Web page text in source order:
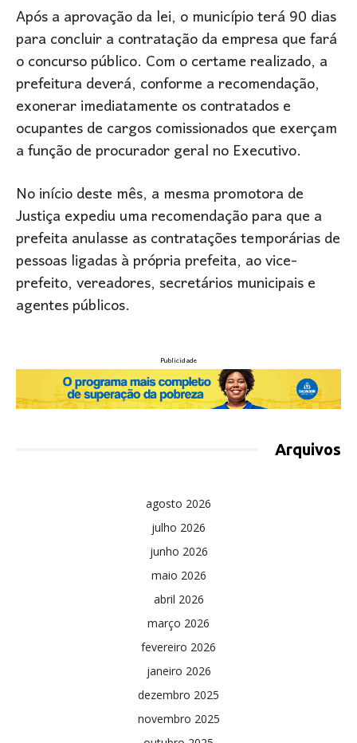
Após a aprovação da lei, o município terá 90 dias
para concluir a contratação da empresa que fará
o concurso público. Com o certame realizado, a
prefeitura deverá, conforme a recomendação,
exonerar imediatamente os contratados e
ocupantes de cargos comissionados que exerçam
a função de procurador geral no Executivo.
No início deste mês, a mesma promotora de
Justiça expediu uma recomendação para que a
prefeita anulasse as contratações temporárias de
pessoas ligadas à própria prefeita, ao vice-
prefeito, vereadores, secretários municipais e
agentes públicos.
Publicidade
Arquivos
agosto 2026
julho 2026
junho 2026
maio 2026
abril 2026
março 2026
fevereiro 2026
janeiro 2026
dezembro 2025
novembro 2025